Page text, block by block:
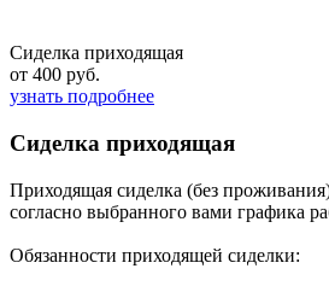
Сиделка приходящая
от 400 руб.
узнать подробнее
Сиделка приходящая
Приходящая сиделка (без
согласно выбранного вами графика
Обязанности приходящей сиделки: